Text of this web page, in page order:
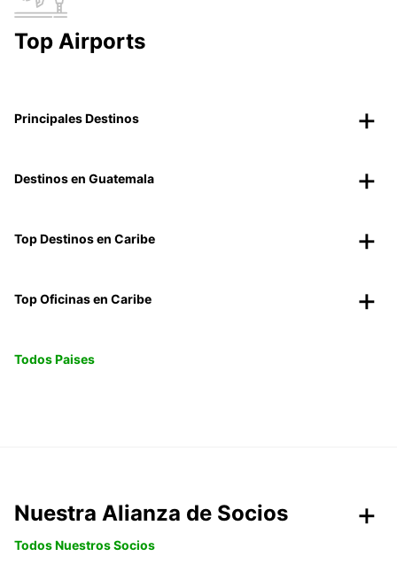
Top Airports
Principales Destinos
Destinos en Guatemala
Top Destinos en Caribe
Top Oficinas en Caribe
Todos Paises
Nuestra Alianza de Socios
Todos Nuestros Socios